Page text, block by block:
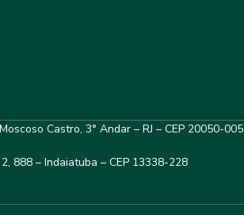
Castro, 3° Andar – RJ – CEP 20050-005
888 – Indaiatuba – CEP 13338-228